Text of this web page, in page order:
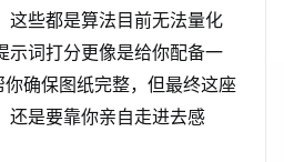
这些都是算法目前无法量化
示词打分更像是给你配备一
你确保图纸完整，但最终这座
还是要靠你亲自走进去感